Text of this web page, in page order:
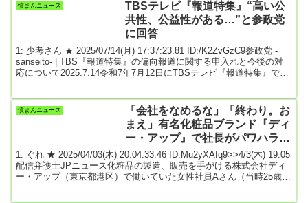
みを議論すればよい」は17%となった。国民会議は政府・与野党の
憤まんニュース
TBSテレビ『報道特集』“⾼い公
共性、公益性がある…”と参政党
に回答
1: 少考さん ★ 2025/07/14(月) 17:37:23.81 ID:/K2ZvGzC9参政党 -
sanseito- | TBS『報道特集』の偏向報道に関する申入れと今後の対
応について2025.7.14令和7年7月12日にTBSテレビ『報道特集』で放
容でした。これに対し、当党はTBSに対し、放送内容の可及的速や
かな検証と訂正を求める申入書を提出しました。しかし、TBS側...
憤まんニュース
「会社をなめるな」「終わり。お
まえ」有名化粧品ブランド『ディ
ー・アップ』で社長がパワハラ
自死した新入社員の遺族が会見
1: ぐれ ★ 2025/04/03(木) 20:04:33.46 ID:Mu2yXAfq9>>4/3(木) 19:05
配信弁護士JPニュース化粧品の製造、販売を手がける株式会社ディ
ー・アップ（東京都港区）で働いていた女性社員Aさん（当時25歳）